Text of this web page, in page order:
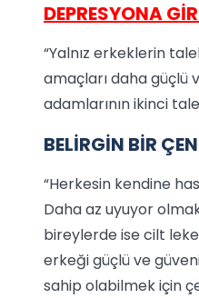
DEPRESYONA
“Yalnız erkeklerin
amaçları daha güçlü
adamlarının ikinci
BELİRGİN BİR
“Herkesin kendine
Daha az uyuyor
bireylerde ise cilt
erkeği güçlü ve
sahip olabilmek için